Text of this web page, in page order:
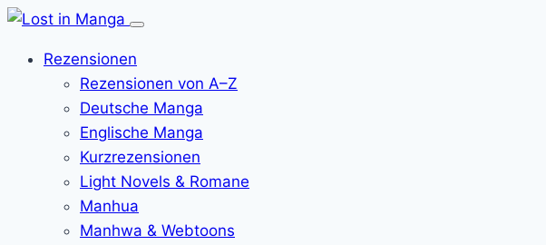
Menü
Rezensionen
Rezensionen von A–Z
Deutsche Manga
Englische Manga
Kurzrezensionen
Light Novels & Romane
Manhua
Manhwa & Webtoons